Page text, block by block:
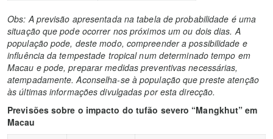
Obs: A previsão apresentada na tabela de probabilidade é uma
situação que pode ocorrer nos próximos um ou dois dias. A
população pode, deste modo, compreender a possibilidade e
influência da tempestade tropical num determinado tempo em
Macau e pode, preparar medidas preventivas necessárias,
atempadamente. Aconselha-se à população que preste atenção
às últimas informações divulgadas por esta direcção.
Previsões sobre o impacto do tufão severo “Mangkhut” em
Macau